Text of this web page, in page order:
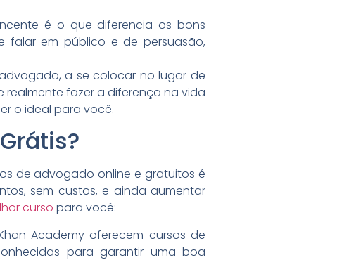
é o que diferencia os bons
falar em público e de persuasão,
a se colocar no lugar de
fazer a diferença na vida
o ideal para você.
de advogado online e gratuitos é
sem custos, e ainda aumentar
curso para você:
Academy oferecem cursos de
para garantir uma boa